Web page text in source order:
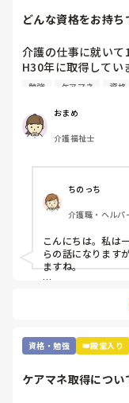
どんな資格をお持ち
介護の仕事に就い
H30年に取得してい
職場では次の資格
るべきかに悩んでい
ユマニチュードや
これから1年間く
皆さんはどんな資
また介護福祉士取
る方は何を目標に
追記:
鼻腔内・口腔内の
あと、元美容師アシ
勉強 ケアマネ 資格
おまめ
介護福祉士
ちのっち
介護職・ヘル
こんにちは。私は
らの話になります
ますね。
士取ってからそれ
とか興味ありますね
資格・勉強 👑殿堂入り
ケアマネ取得につい